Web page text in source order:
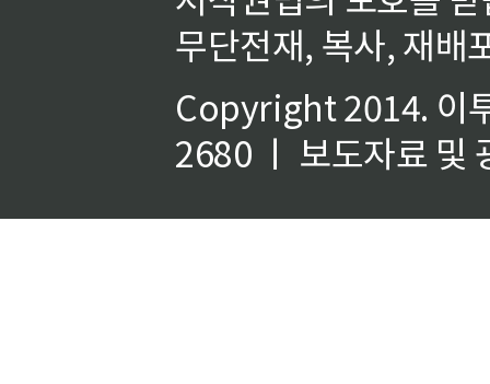
무단전재, 복사, 재배
Copyright 2014. 이
2680 ㅣ 보도자료